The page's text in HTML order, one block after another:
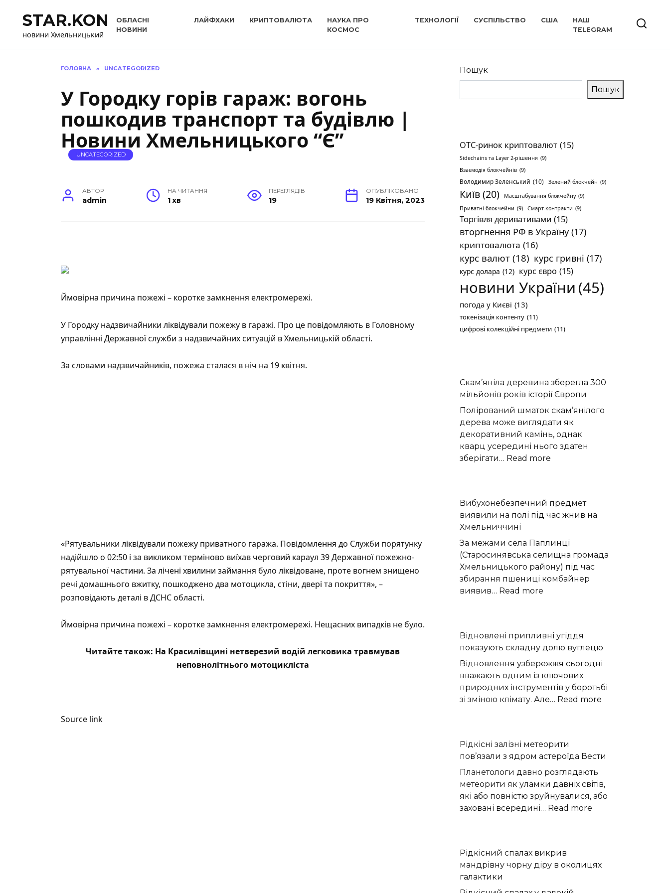
вмістуSTAR.KON
новини Хмельницький
ОБЛАСНІ
НОВИНИ
ЛАЙФХАКИ КРИПТОВАЛЮТА
НАУКА ПРО
КОСМОС
ТЕХНОЛОГІЇ СУСПІЛЬСТВО США
НАШ
TELEGRAM
ГОЛОВНА » UNCATEGORIZED
У Городку горів гараж: вогонь
пошкодив транспорт та будівлю |
Новини Хмельницького “Є”
UNCATEGORIZED
АВТОР
admin
НА ЧИТАННЯ
1 хв
ПЕРЕГЛЯДІВ
19
ОПУБЛІКОВАНО
19 Квітня, 2023
Ймовірна причина пожежі – коротке замкнення електромережі.
У Городку надзвичайники ліквідували пожежу в гаражі. Про це повідомляють в Головному
управлінні Державної служби з надзвичайних ситуацій в Хмельницькій області.
За словами надзвичайників, пожежа сталася в ніч на 19 квітня.
«Рятувальники ліквідували пожежу приватного гаража. Повідомлення до Служби порятунку
надійшло о 02:50 і за викликом терміново виїхав черговий караул 39 Державної пожежно-
рятувальної частини. За лічені хвилини займання було ліквідоване, проте вогнем знищено
речі домашнього вжитку, пошкоджено два мотоцикла, стіни, двері та покриття», –
розповідають деталі в ДСНС області.
Ймовірна причина пожежі – коротке замкнення електромережі. Нещасних випадків не було.
Читайте також: На Красилівщині нетверезий водій легковика травмував
неповнолітнього мотоцикліста
Source link
Пошук
Пошук
OTC-ринок криптовалют (15)
Sidechains та Layer 2-рішення (9)
Взаємодія блокчейнів (9)
Володимир Зеленський (10) Зелений блокчейн (9)
Київ(20) Масштабування блокчейну (9)
Приватні блокчейни (9) Смарт-контракти (9)
Торгівля деривативами (15)
вторгнення РФ в Україну (17)
криптовалюта (16)
курс валют (18) курс гривні (17)
курс долара (12) курс євро (15)
новини України (45)
погода у Києві (13)
токенізація контенту (11)
цифрові колекційні предмети (11)
Скам’яніла деревина зберегла 300
мільйонів років історії Європи
Полірований шматок скам’янілого
дерева може виглядати як
декоративний камінь, однак
кварц усередині нього здатен
зберігати… Read more
300
мільйонів
історії
Європи
Вибухонебезпечний предмет
виявили на полі під час жнив на
Хмельниччині
За межами села Паплинці
(Старосинявська селищна громада
Хмельницького району) під час
збирання пшениці комбайнер
виявив… Read more
на
полі
під
час
жнив
на
Відновлені припливні угіддя
показують складну долю вуглецю
Відновлення узбережжя сьогодні
вважають одним із ключових
природних інструментів у боротьбі
зі зміною клімату. Але… Read more
складну
вуглецю
Рідкісні залізні метеорити
пов’язали з ядром астероїда Вести
Планетологи давно розглядають
метеорити як уламки давніх світів,
які або повністю зруйнувалися, або
заховані всередині… Read more
з
Рідкісний спалах викрив
мандрівну чорну діру в околицях
галактики